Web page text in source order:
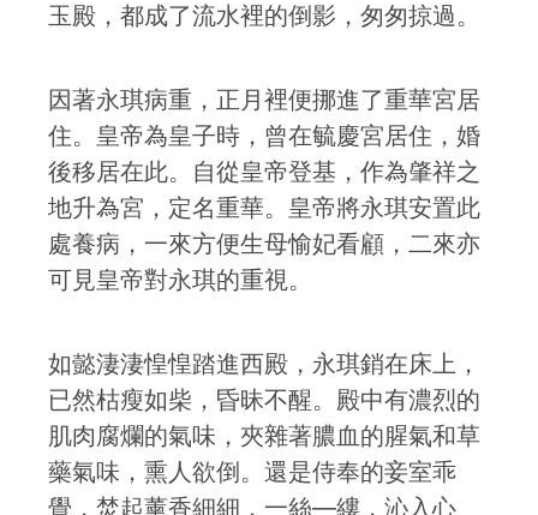
玉殿，都成了流水裡的倒影，匆匆掠過。
因著永琪病重，正月裡便挪進了重華宮居
住。皇帝為皇子時，曾在毓慶宮居住，婚
後移居在此。自從皇帝登基，作為肇祥之
地升為宮，定名重華。皇帝將永琪安置此
處養病，一來方便生母愉妃看顧，二來亦
可見皇帝對永琪的重視。
如懿淒淒惶惶踏進西殿，永琪銷在床上，
已然枯瘦如柴，昏昧不醒。殿中有濃烈的
肌肉腐爛的氣味，夾雜著膿血的腥氣和草
藥氣味，熏人欲倒。還是侍奉的妾室乖
覺，焚起薰香細細，一絲—縷，沁入心